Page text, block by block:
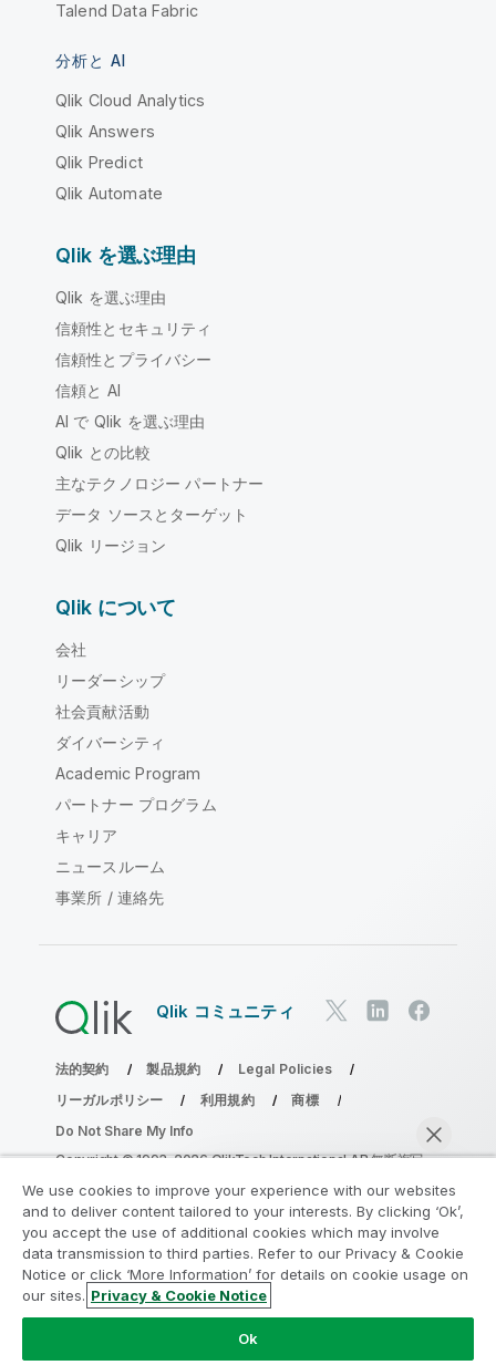
Talend Data Fabric
分析と AI
Qlik Cloud Analytics
Qlik Answers
Qlik Predict
Qlik Automate
Qlik を選ぶ理由
Qlik を選ぶ理由
信頼性とセキュリティ
信頼性とプライバシー
信頼と AI
AI で Qlik を選ぶ理由
Qlik との比較
主なテクノロジー パートナー
データ ソースとターゲット
Qlik リージョン
Qlik について
会社
リーダーシップ
社会貢献活動
ダイバーシティ
Academic Program
パートナー プログラム
キャリア
ニュースルーム
事業所 / 連絡先
Qlik コミュニティ
法的契約 製品規約
Legal Policies
リーガルポリシー
利用規約
商標
Do Not Share My Info
Copyright © 1993-2026 QlikTech International AB.無断複写・
分析の近代化プログラムに参加する
分析最新化プログラムにより、重要な QlikView app を危険
にさらすことなく最新化しましょう。
細を表示するか、次にお問い合わせください。
We use cookies to improve your experience with our websites
and to deliver content tailored to your interests. By clicking ‘Ok’,
you accept the use of additional cookies which may involve
data transmission to third parties. Refer to our Privacy & Cookie
Notice or click ‘More Information’ for details on cookie usage on
our sites. Privacy & Cookie Notice
Ok